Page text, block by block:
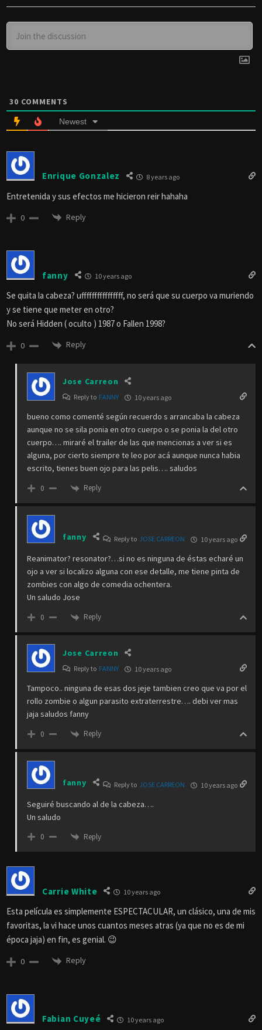
30 COMMENTS
Newest
Enrique Gonzalez 8 years ago
Entretenida y sus efectos me hicieron reir hahaha
0 Reply
fanny 10 years ago
Se quita la cabeza? uffffffffffffffff, no será que su cuerpo va muriendo
y se tiene que meter en otro?
No será Hidden ( oculto ) 1987 o Fallen 1998?
0 Reply
Jose Carreon
Reply to FANNY 10 years ago
bueno como comenté según recuerdo s arrancaba la cabeza
aunque no se sila ponia en otro cuerpo o se ponia la del otro
cuerpo…. miraré el trailer de las que mencionas a ver si es
alguna, por cierto siempre te leo por acá aunque nunca habia
escrito, tienes buen ojo para las pelis…. saludos
0 Reply
fanny Reply to JOSE CARREON 10 years ago
Reanimator? resonator?…si no es ninguna de éstas echaré un
ojo a ver si localizo alguna con ese detalle, me tiene pinta de
zombies con algo de comedia ochentera.
Un saludo Jose
0 Reply
Jose Carreon
Reply to FANNY 10 years ago
Tampoco.. ninguna de esas dos jeje tambien creo que va por el
rollo zombie o algun parasito extraterrestre…. debi ver mas
jaja saludos fanny
0 Reply
fanny Reply to JOSE CARREON 10 years ago
Seguiré buscando al de la cabeza….
Un saludo
0 Reply
Carrie White 10 years ago
Esta película es simplemente ESPECTACULAR, un clásico, una de mis
favoritas, la vi hace unos cuantos meses atras (ya que no es de mi
época jaja) en fin, es genial. 😉
0 Reply
Fabian Cuyeé 10 years ago